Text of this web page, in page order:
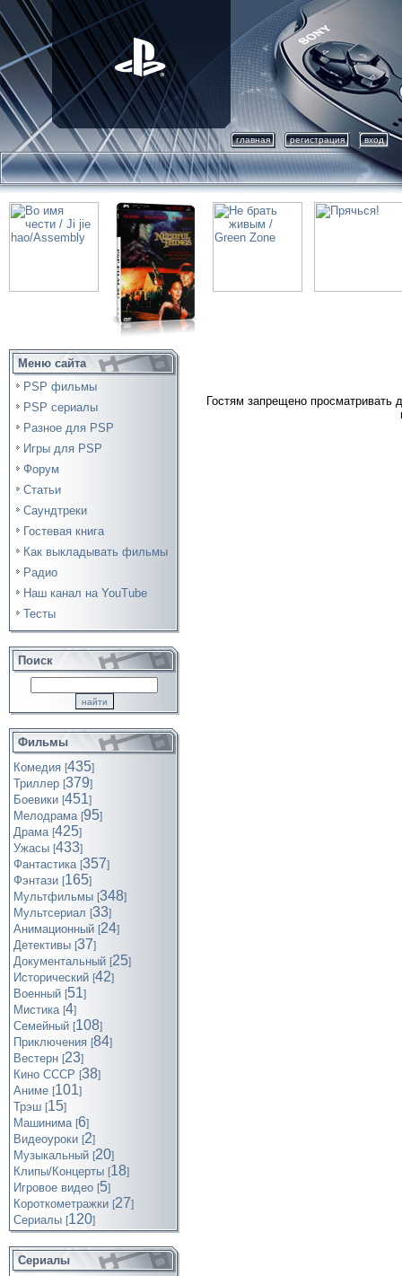
главная регистрация вход
Меню сайта
PSP фильмы
PSP сериалы
Разное для PSP
Игры для PSP
Форум
Статьи
Саундтреки
Гостевая книга
Как выкладывать фильмы
Радио
Наш канал на YouTube
Тесты
Поиск
Фильмы
Комедия [435]
Триллер [379]
Боевики [451]
Мелодрама [95]
Драма [425]
Ужасы [433]
Фантастика [357]
Фэнтази [165]
Мультфильмы [348]
Мультсериал [33]
Анимационный [24]
Детективы [37]
Документальный [25]
Исторический [42]
Военный [51]
Мистика [4]
Семейный [108]
Приключения [84]
Вестерн [23]
Кино СССР [38]
Аниме [101]
Трэш [15]
Машинима [6]
Видеоуроки [2]
Музыкальный [20]
Клипы/Концерты [18]
Игровое видео [5]
Короткометражки [27]
Cериалы [120]
Сериалы
Гостям запрещено просматривать